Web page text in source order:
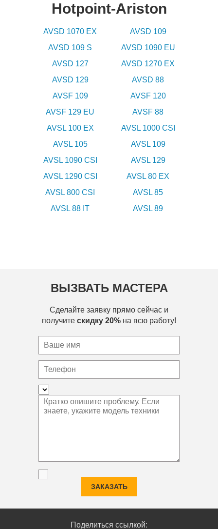
Hotpoint-Ariston
AVSD 1070 EX
AVSD 109
AVSD 109 S
AVSD 1090 EU
AVSD 127
AVSD 1270 EX
AVSD 129
AVSD 88
AVSF 109
AVSF 120
AVSF 129 EU
AVSF 88
AVSL 100 EX
AVSL 1000 CSI
AVSL 105
AVSL 109
AVSL 1090 CSI
AVSL 129
AVSL 1290 CSI
AVSL 80 EX
AVSL 800 CSI
AVSL 85
AVSL 88 IT
AVSL 89
ВЫЗВАТЬ МАСТЕРА
Сделайте заявку прямо сейчас и
получите скидку 20% на всю работу!
ЗАКАЗАТЬ
Поделиться ссылкой: